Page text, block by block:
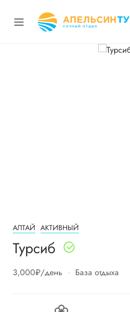
АЛТАЙ АКТИВНЫЙ
Турсиб
3,000₽/день База отдыха